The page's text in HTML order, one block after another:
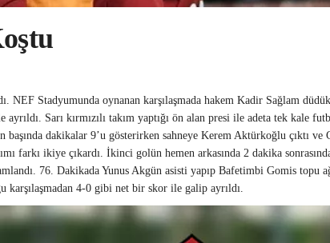
NEF Stadyumunda oynanan karşılaşmada hakem Kadir Sağlam
Sarı kırmızılı takım yaptığı ön alan presi ile adeta tek kale
dakikalar 9’u gösterirken sahneye Kerem Aktürkoğlu çıktı ve
ikiye çıkardı. İkinci golün hemen arkasında 2 dakika sonrasında
76. Dakikada Yunus Akgün asisti yapıp Bafetimbi Gomis topu
4-0 gibi net bir skor ile galip ayrıldı.